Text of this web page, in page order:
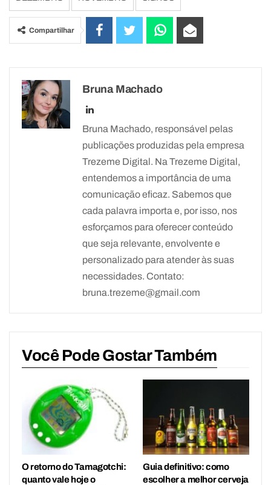
Compartilhar
Bruna Machado
Bruna Machado, responsável pelas
publicações produzidas pela empresa
Trezeme Digital. Na Trezeme Digital,
entendemos a importância de uma
comunicação eficaz. Sabemos que
cada palavra importa e, por isso, nos
esforçamos para oferecer conteúdo
que seja relevante, envolvente e
personalizado para atender às suas
necessidades. Contato:
bruna.trezeme@gmail.com
Você Pode Gostar Também
O retorno do Tamagotchi:
quanto vale hoje o
Guia definitivo: como
escolher a melhor cerveja